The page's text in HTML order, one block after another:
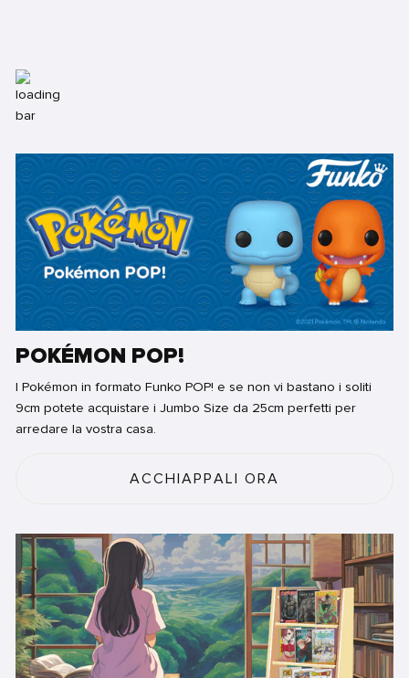
POKÉMON POP!
I Pokémon in formato Funko POP! e se non vi bastano i soliti
9cm potete acquistare i Jumbo Size da 25cm perfetti per
arredare la vostra casa.
ACCHIAPPALI ORA